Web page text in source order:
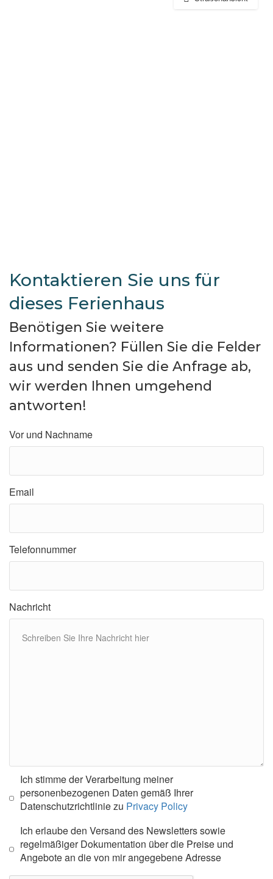
Kontaktieren Sie uns für
dieses Ferienhaus
Benötigen Sie weitere
Informationen? Füllen Sie die Felder
aus und senden Sie die Anfrage ab,
wir werden Ihnen umgehend
antworten!
Vor und Nachname
Email
Telefonnummer
Nachricht
Ich stimme der Verarbeitung meiner
personenbezogenen Daten gemäß Ihrer
Datenschutzrichtlinie zu Privacy Policy
Ich erlaube den Versand des Newsletters sowie
regelmäßiger Dokumentation über die Preise und
Angebote an die von mir angegebene Adresse